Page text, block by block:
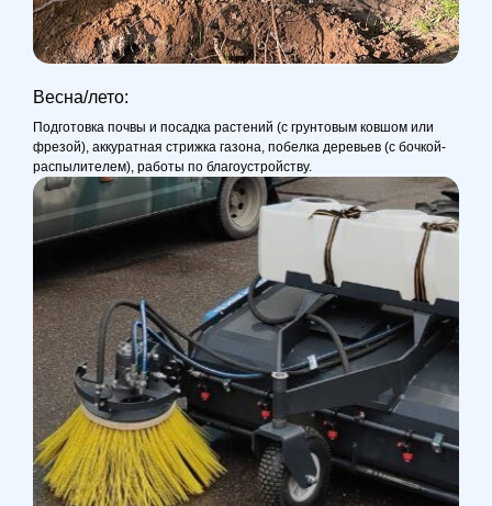
Весна/лето:
Подготовка почвы и посадка растений (с грунтовым ковшом или
фрезой), аккуратная стрижка газона, побелка деревьев (с бочкой-
распылителем), работы по благоустройству.